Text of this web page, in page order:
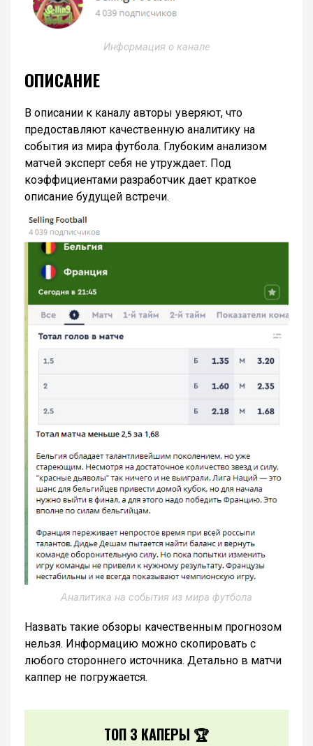
Информация о канале
ОПИСАНИЕ
В описании к каналу авторы уверяют, что
предоставляют качественную аналитику на
события из мира футбола. Глубоким анализом
матчей эксперт себя не утруждает. Под
коэффициентами разработчик дает краткое
описание будущей встречи.
Аналитика на события из мира футбола
Назвать такие обзоры качественным прогнозом
нельзя. Информацию можно скопировать с
любого стороннего источника. Детально в матчи
каппер не погружается.
ТОП 3 КАПЕРЫ 🏆